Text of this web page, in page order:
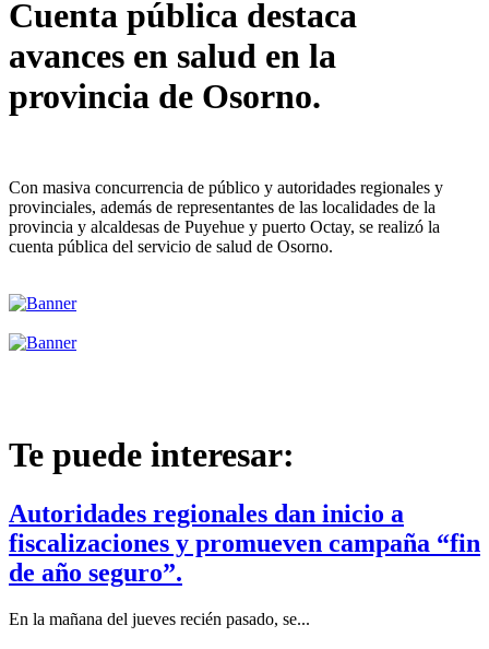
Cuenta pública destaca
avances en salud en la
provincia de Osorno.
Con masiva concurrencia de público y autoridades regionales y
provinciales, además de representantes de las localidades de la
provincia y alcaldesas de Puyehue y puerto Octay, se realizó la
cuenta pública del servicio de salud de Osorno.
Te puede interesar:
Autoridades regionales dan inicio a
fiscalizaciones y promueven campaña “fin
de año seguro”.
En la mañana del jueves recién pasado, se...